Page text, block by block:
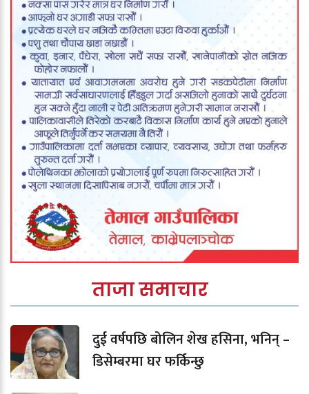
ताजा समाचार
दुई वर्षपछि बोलिन शेख हसिना, भनिन् –
डिसेम्बरमा घर फर्किन्छु